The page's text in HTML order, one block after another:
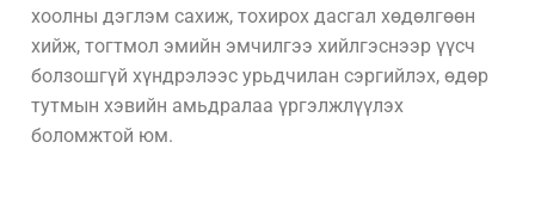
хоолны дэглэм сахиж, тохирох дасгал хөдөлгөөн
хийж, тогтмол эмийн эмчилгээ хийлгэснээр үүсч
болзошгүй хүндрэлээс урьдчилан сэргийлэх, өдөр
тутмын хэвийн амьдралаа үргэлжлүүлэх
боломжтой юм.